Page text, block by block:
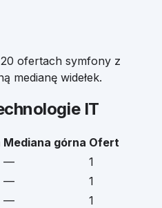
ofertach symfony z
medianę widełek.
IT
Mediana górna Ofert
—
1
—
1
—
1